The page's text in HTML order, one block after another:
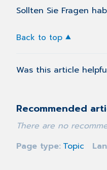
Sollten Sie Fragen
Back to top
Was this article
Recommended
There are no
Page type Topic